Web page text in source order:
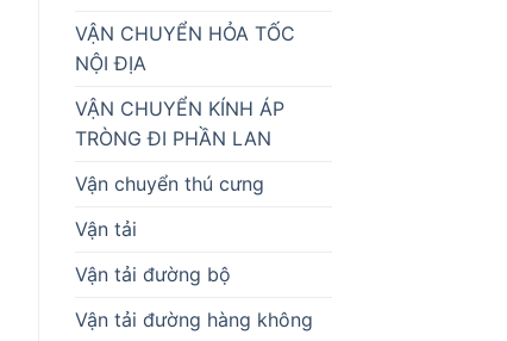
VẬN CHUYỂN HỎA TỐC
NỘI ĐỊA
VẬN CHUYỂN KÍNH ÁP
TRÒNG ĐI PHẦN LAN
Vận chuyển thú cưng
Vận tải
Vận tải đường bộ
Vận tải đường hàng không